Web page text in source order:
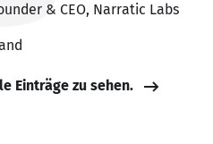
& CEO, Narratic Labs
Einträge zu sehen.